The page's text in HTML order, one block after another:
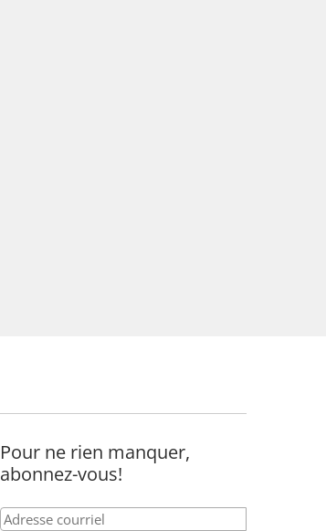
Pour ne rien manquer,
abonnez-vous!